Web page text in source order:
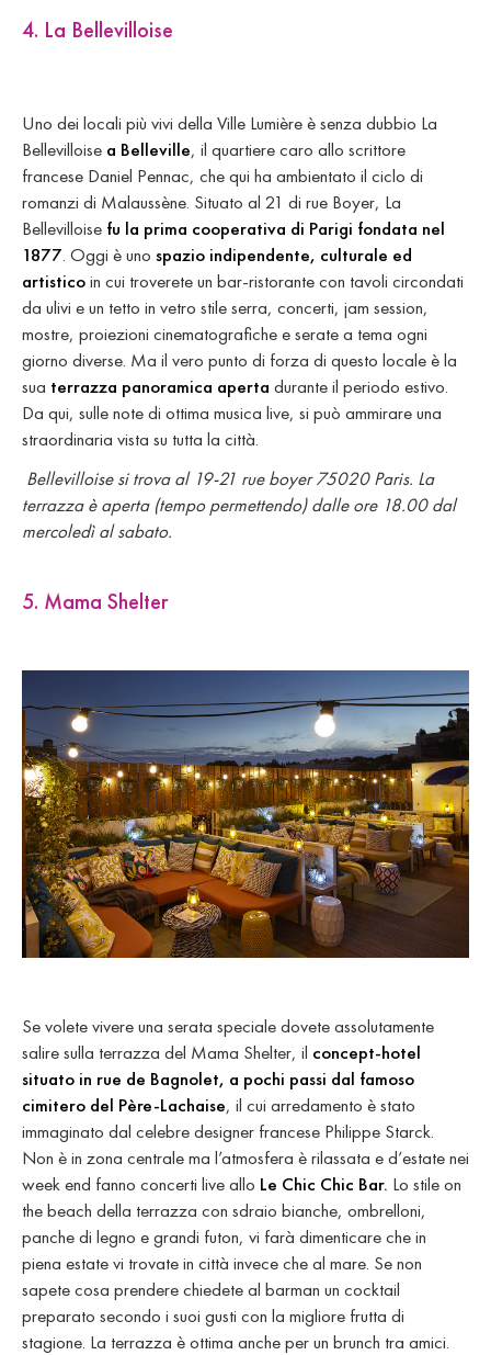
4. La Bellevilloise
Uno dei locali più vivi della Ville Lumière è senza dubbio La
Bellevilloise a Belleville, il quartiere caro allo scrittore
francese Daniel Pennac, che qui ha ambientato il ciclo di
romanzi di Malaussène. Situato al 21 di rue Boyer, La
Bellevilloise fu la prima cooperativa di Parigi fondata nel
1877. Oggi è uno spazio indipendente, culturale ed
artisticoin cui troverete un bar-ristorante con tavoli circondati
da ulivi e un tetto in vetro stile serra, concerti, jam session,
mostre, proiezioni cinematografiche e serate a tema ogni
giorno diverse. Ma il vero punto di forza di questo locale è la
sua terrazza panoramica aperta durante il periodo estivo.
Da qui, sulle note di ottima musica live, si può ammirare una
straordinaria vista su tutta la città.
Bellevilloise si trova al 19-21 rue boyer 75020 Paris. La
terrazza è aperta (tempo permettendo) dalle ore 18.00 dal
mercoledì al sabato.
5. Mama Shelter
Se volete vivere una serata speciale dovete assolutamente
salire sulla terrazza del Mama Shelter, il concept-hotel
situato in rue de Bagnolet, a pochi passi dal famoso
cimitero del Père-Lachaise, il cui arredamento è stato
immaginato dal celebre designer francese Philippe Starck.
Non è in zona centrale ma l’atmosfera è rilassata e d’estate nei
week end fanno concerti live allo Le Chic Chic Bar. Lo stile on
the beach della terrazza con sdraio bianche, ombrelloni,
panche di legno e grandi futon, vi farà dimenticare che in
piena estate vi trovate in città invece che al mare. Se non
sapete cosa prendere chiedete al barman un cocktail
preparato secondo i suoi gusti con la migliore frutta di
stagione. La terrazza è ottima anche per un brunch tra amici.